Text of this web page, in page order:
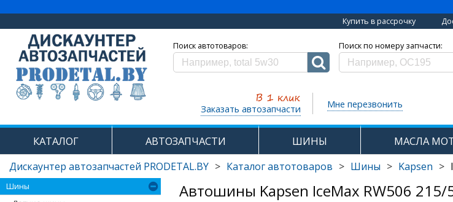
Купить в рассрочку
Поиск автотоваров: Поиск по номеру запчасти:
Заказать автозапчасти Мне перезвонить
КАТАЛОГ АВТОЗАПЧАСТИ ШИНЫ МАСЛА
Дискаунтер автозапчастей PRODETAL.BY > Каталог автотоваров > Шины > Kapsen >
Шины
Автошины Kapsen IceMax RW506 215/